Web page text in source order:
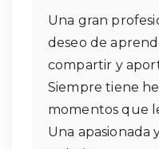
Una gran
deseo de
compartir y
Siempre tiene
momentos que
Una apasionada